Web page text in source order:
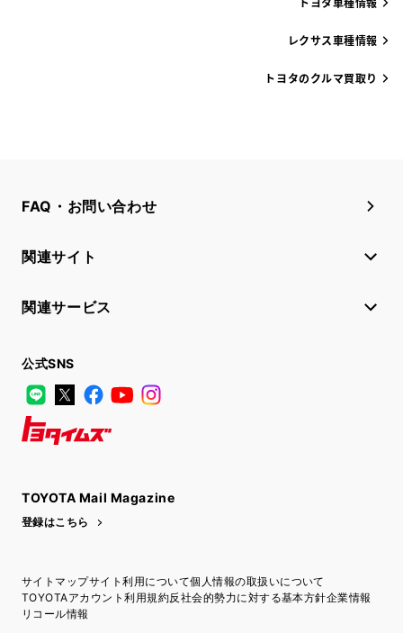
レクサス車種情報
トヨタのクルマ買取り
FAQ・お問い合わせ
関連サイト
関連サービス
公式SNS
LINE
X FacebookYouTube
TOYOTA Mail Magazine
登録はこちら
サイトマップサイト利用について個人情報の取扱いについて
TOYOTAアカウント利用規約反社会的勢力に対する基本方針企業情報
リコール情報